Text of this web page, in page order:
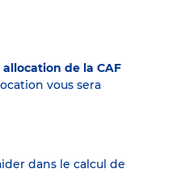
allocation de la CAF
vous sera
dans le calcul de